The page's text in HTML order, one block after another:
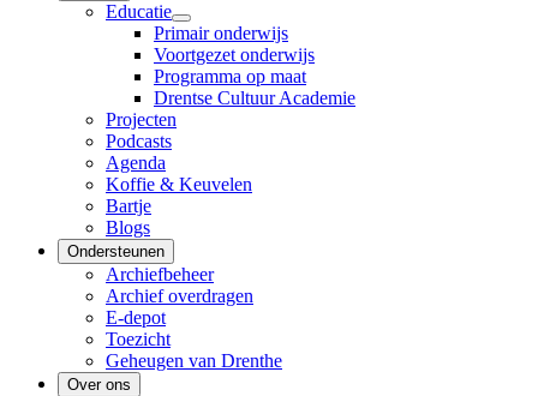
Educatie
Primair onderwijs
Voortgezet onderwijs
Programma op maat
Drentse Cultuur Academie
Projecten
Podcasts
Agenda
Koffie & Keuvelen
Bartje
Blogs
Ondersteunen
Archiefbeheer
Archief overdragen
E-depot
Toezicht
Geheugen van Drenthe
Over ons